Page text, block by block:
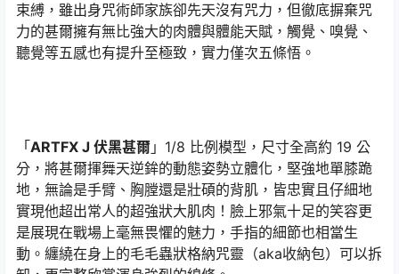
束縛，雖出身咒術師家族卻先天沒有咒力，但徹底摒棄咒
力的甚爾擁有無比強大的肉體與體能天賦，觸覺、嗅覺、
聽覺等五感也有提升至極致，實力僅次五條悟。
「ARTFX J 伏黑甚爾 」1/8 比例模型，尺寸全高約 19 公
分，將甚爾揮舞天逆鉾的動態姿勢立體化，堅強地單膝跪
地，無論是手臂、胸膛還是壯碩的背肌，皆忠實且仔細地
實現他超出常人的超強狀大肌肉！臉上邪氣十足的笑容更
是展現在戰場上毫無畏懼的魅力，手指的細節也相當生
動。纏繞在身上的毛毛蟲狀格納咒靈（aka收納包）可以拆